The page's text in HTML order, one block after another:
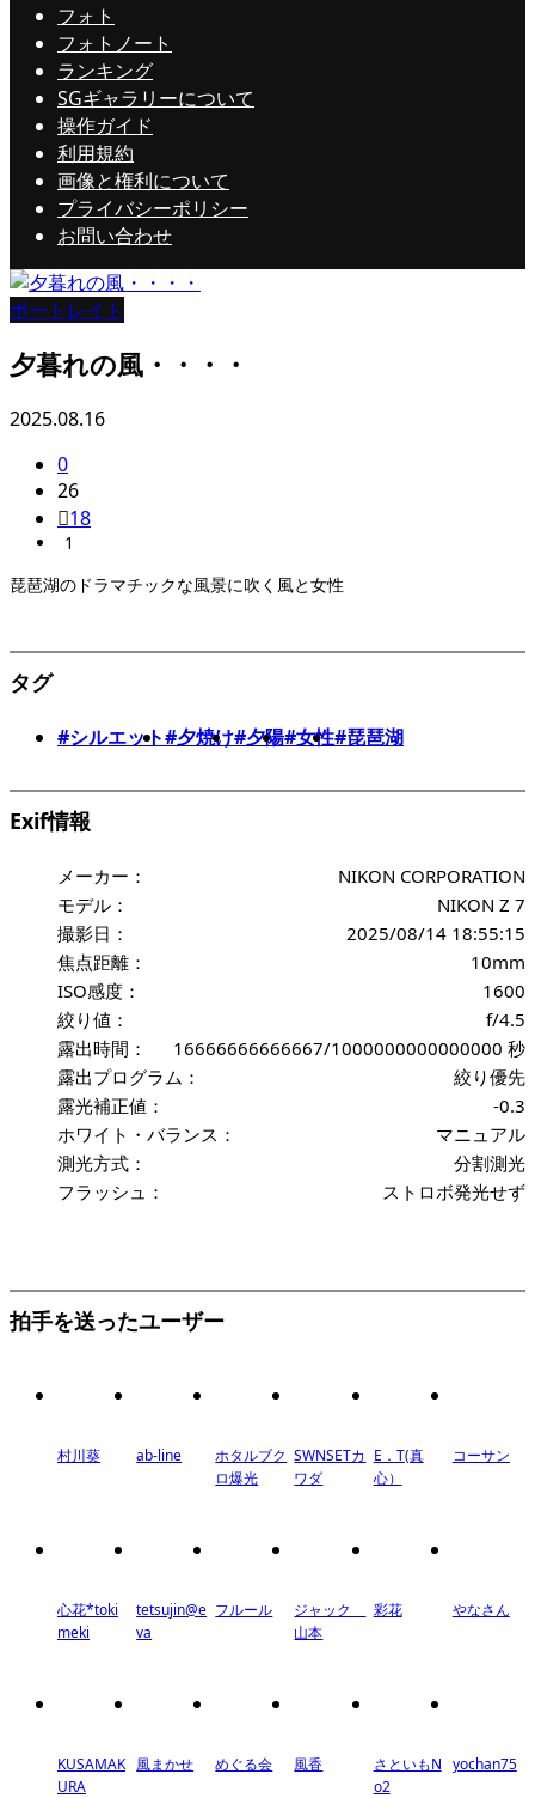
フォト
フォトノート
ランキング
SGギャラリーについて
操作ガイド
利用規約
画像と権利について
プライバシーポリシー
お問い合わせ
ポートレイト
夕暮れの風・・・・
2025.08.16
0
26
18
1
琵琶湖のドラマチックな風景に吹く風と女性
タグ
#シルエット#夕焼け#夕陽#女性#琵琶湖
Exif情報
メーカー：
NIKON CORPORATION
モデル：
NIKON Z 7
撮影日：
2025/08/14 18:55:15
焦点距離：
10mm
ISO感度：
1600
絞り値：
f/4.5
露出時間：
16666666666667/1000000000000000 秒
露出プログラム：
絞り優先
露光補正値：
-0.3
ホワイト・バランス：
マニュアル
測光方式：
分割測光
フラッシュ：
ストロボ発光せず
拍手を送ったユーザー
村川葵 ab-line
ホタルブク
ロ爆光
SWNSETカ
ワダ
E．T(真
心）
コーサン
心花*toki
meki
tetsujin@e
va
フルール
ジャック
山本
彩花 やなさん
KUSAMAK
URA
風まかせ めぐる会 風香
さといもN
o2
yochan75